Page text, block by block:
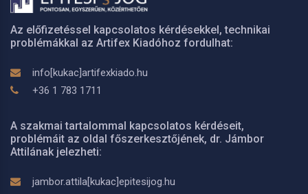
Az előfizetéssel kapcsolatos kérdésekkel, technikai
problémákkal az Artifex Kiadóhoz fordulhat:
info[kukac]artifexkiado.hu
+36 1 783 1711
A szakmai tartalommal kapcsolatos kérdéseit,
problémáit az oldal főszerkesztőjének, dr. Jámbor
Attilának jelezheti:
jambor.attila[kukac]epitesijog.hu